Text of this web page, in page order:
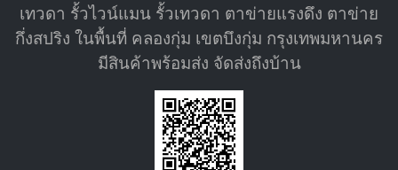
เทวดา รั้วไวน์แมน รั้วเทวดา ตาข่ายแรงดึง ตาข่าย
กึ่งสปริง ในพื้นที่ คลองกุ่ม เขตบึงกุ่ม กรุงเทพมหานคร
มีสินค้าพร้อมส่ง จัดส่งถึงบ้าน